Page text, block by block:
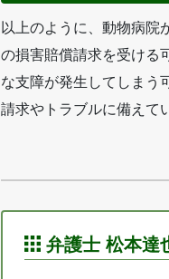
以上のように、動物病院
の損害賠償請求を受ける
な支障が発生してしまう
請求やトラブルに備えて
弁護士 松本達